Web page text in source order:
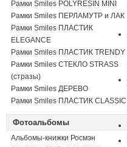
Рамки Smiles POLYRESIN MINI
Рамки Smiles ПЕРЛАМУТР и ЛАК
Рамки Smiles ПЛАСТИК
ELEGANCE
Рамки Smiles ПЛАСТИК TRENDY
Рамки Smiles СТЕКЛО STRASS
(стразы)
Рамки Smiles ДЕРЕВО
Рамки Smiles ПЛАСТИК CLASSIC
Фотоальбомы
Альбомы-книжки Росмэн